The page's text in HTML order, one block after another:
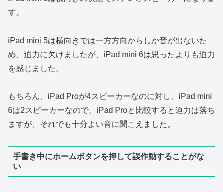
す。
iPad mini 5は横向きでは一方方向からしか音が出ないた
め、迫力に欠けましたが、iPad mini 6は思ったよりも迫力
を感じました。
もちろん、iPad Proが4スピーカーなのに対し、iPad mini
6は2スピーカーなので、iPad Proと比較すると迫力は落ち
ますが、それでも十分よい音に聞こえました。
手書き中にホームボタンを押して誤作動することがな
い